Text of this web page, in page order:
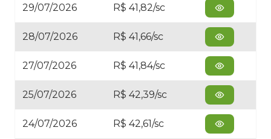
29/07/2026 R$ 41,82/sc
28/07/2026 R$ 41,66/sc
27/07/2026 R$ 41,84/sc
25/07/2026 R$ 42,39/sc
24/07/2026 R$ 42,61/sc